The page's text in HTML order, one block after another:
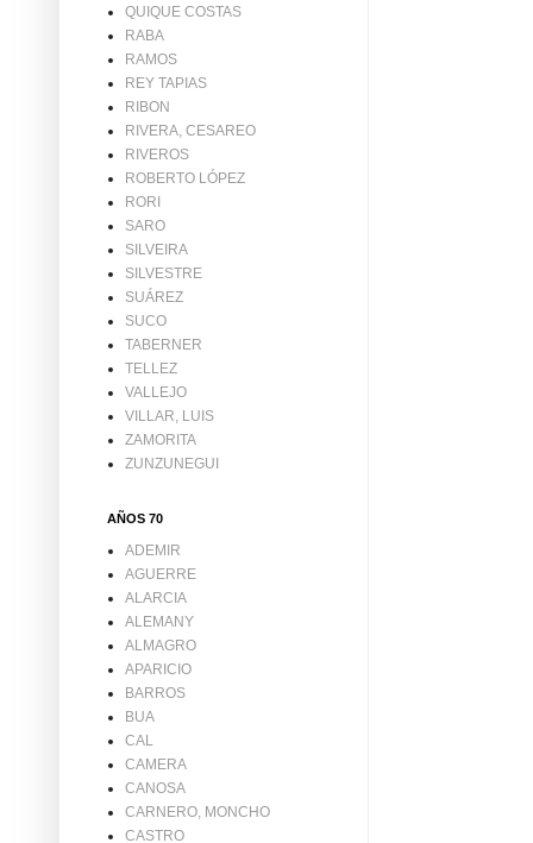
QUIQUE COSTAS
RABA
RAMOS
REY TAPIAS
RIBON
RIVERA, CESAREO
RIVEROS
ROBERTO LÓPEZ
RORI
SARO
SILVEIRA
SILVESTRE
SUÁREZ
SUCO
TABERNER
TELLEZ
VALLEJO
VILLAR, LUIS
ZAMORITA
ZUNZUNEGUI
AÑOS 70
ADEMIR
AGUERRE
ALARCIA
ALEMANY
ALMAGRO
APARICIO
BARROS
BUA
CAL
CAMERA
CANOSA
CARNERO, MONCHO
CASTRO